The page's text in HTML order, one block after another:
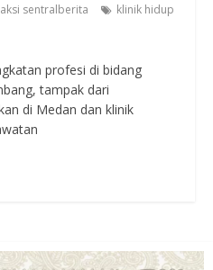
sentralberita
klinik hidup
profesi di bidang
tampak dari
di Medan dan klinik